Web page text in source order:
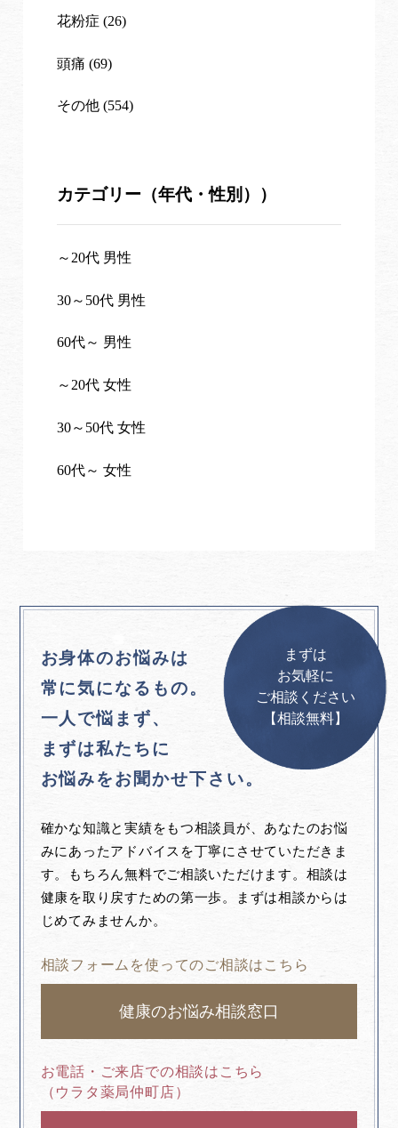
花粉症 (26)
頭痛 (69)
その他 (554)
カテゴリー（年代・性別））
～20代 男性
30～50代 男性
60代～ 男性
～20代 女性
30～50代 女性
60代～ 女性
お身体のお悩みは
常に気になるもの。
一人で悩まず、
まずは私たちに
お悩みをお聞かせ下さい。
確かな知識と実績をもつ相談員が、あなたのお悩
みにあったアドバイスを丁寧にさせていただきま
す。もちろん無料でご相談いただけます。相談は
健康を取り戻すための第一歩。まずは相談からは
じめてみませんか。
相談フォームを使ってのご相談はこちら
健康のお悩み相談窓口
お電話・ご来店での相談はこちら
（ウラタ薬局仲町店）
まずは
お気軽に
ご相談ください
【相談無料】